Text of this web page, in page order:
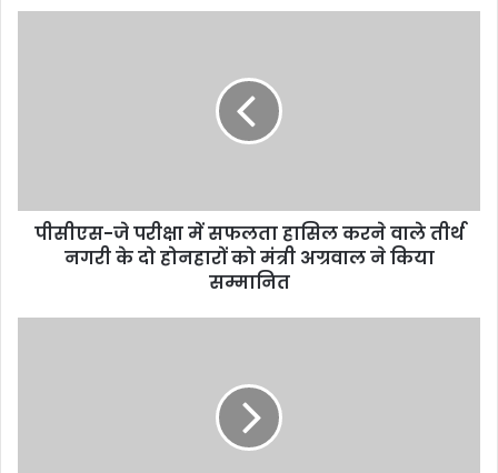
पीसीएस-जे परीक्षा में सफलता हासिल करने वाले तीर्थ
नगरी के दो होनहारों को मंत्री अग्रवाल ने किया
सम्मानित